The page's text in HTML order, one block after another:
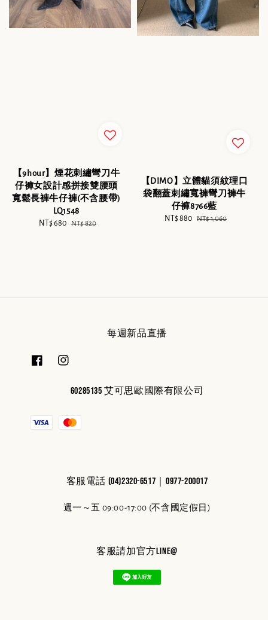
【9hour】煙花刺繡彎刀牛
仔褲女設計感拼接雙腰頭
寬鬆長褲牛仔褲(不含腰帶)
LQ1548
Sale
NT$ 680 Regular
NT$ 820
【DIMO】立體貓須紋理口
袋翻蓋刺繡寬褲彎刀褲牛
仔褲8766藍
Sale
NT$ 880 Regular
NT$ 1,060
每週新品直播
60285135 艾可思歐國際有限公司
客服電話 (04)2320-6517｜0977-200017
週一～五 09:00-17:00 (不含國定假日)
客服請加官方line@